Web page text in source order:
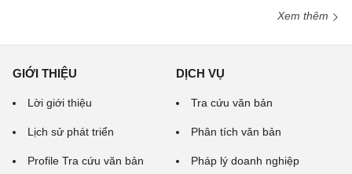
Xem thêm
GIỚI THIỆU
Lời giới thiệu
Lịch sử phát triển
Profile Tra cứu văn bản
DỊCH VỤ
Tra cứu văn bản
Phân tích văn bản
Pháp lý doanh nghiệp